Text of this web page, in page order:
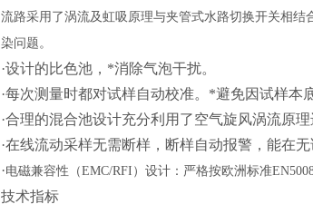
流路采用了涡流及虹吸原理与夹管式水路切换开关相
染问题。
·设计的比色池，*消除气泡干扰。
·每次测量时都对试样自动校准。*避免因试样本
·合理的混合池设计充分利用了空气旋风涡流原
·在线流动采样无需断样，断样自动报警，能在无
·电磁兼容性（EMC/RFI ）设计：严格按欧洲标准
技术指标